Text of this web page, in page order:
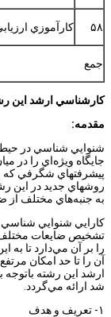
۵۸ كارآموزي
جمع
كارشناسي ارشد اين
مقدمه:
شنوايي شناسي در
جايگاه ويژه‌اي را در
پيشرفتهاي شگرفي كه
روشهاي جديد در اين
به جنبه‌هاي مختلف
كارايي شنوايي
تشخيص ضايعات مختلف
را بر آن مي‌دارد تا به
آن را تا حد امكان
ارشد اين رشته باتوجه
شد ارائه مي‌گردد.
۱- تعريف و هدف